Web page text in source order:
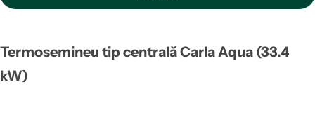
Termosemineu tip centrală Carla Aqua (33.4
kW)